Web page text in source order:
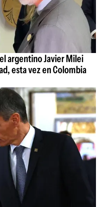
argentino Javier Milei
esta vez en Colombia